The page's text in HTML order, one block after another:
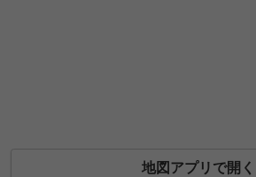
地図アプリで開く